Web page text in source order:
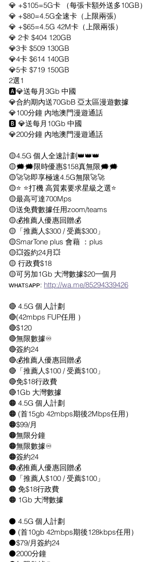
💎 +$105=5G卡 （每張卡額外送多10GB）
💎 +$80=4.5G全速卡（上限兩張)
💎 +$65=4.5G 42M卡（上限兩張）
💎 2卡 $404 120GB
💎3卡 $509 130GB
💎4卡 $614 140GB
💎5卡 $719 150GB
2選1
🅰️💎送每月3Gb 中國
💎合約期內送70GbB 亞太區漫遊數據
💎100分鐘 內地澳門漫遊通話
🅱️ 💎送每月10Gb 中國
💎200分鐘 內地澳門漫遊通話
🟡4.5G 個人全速計劃👑👑👑
🟡🗯🗯限時優惠$158真無限🗯🗯
🟡🚀🚀即享極速4.5G無限🚀🚀
🟡⭐ ⭐打機 高質素要求星級之選⭐
🟡最高可達700Mps
🟡送免費數據任用zoom/teams
🟡💰推薦人優惠回贈💰
🟡「推薦人$300 / 受薦$300」
🟡SmarTone plus 會藉 ：plus
🟡💥簽約24月💥
🟡 行政費$18
🟡可另加1Gb 大灣數據$20一個月
ᴡʜᴀᴛsᴀᴘᴘ: http://wa.me/85294339426
🔴 4.5G 個人計劃
🔴(42mbps FUP任用 ）
🔴$120
🔴無限數據♾
🔴簽約24
🔴💰推薦人優惠回贈💰
🔴「推薦人$100 / 受薦$100」
🔴免$18行政費
🔴1Gb 大灣數據
🟠 4.5G 個人計劃
🟠 (首15gb 42mbps期後2Mbps任用）
🟠$99/月
🟠無限分鐘
🟠無限數據♾
🟠簽約24
🟠💰推薦人優惠回贈💰
🟠「推薦人$100 / 受薦$100」
🟠 免$18行政費
🟠 1Gb 大灣數據
⚫️ 4.5G 個人計劃
⚫️ (首10gb 42mbps期後128kbps任用）
⚫️$79/月簽約24
⚫️2000分鐘